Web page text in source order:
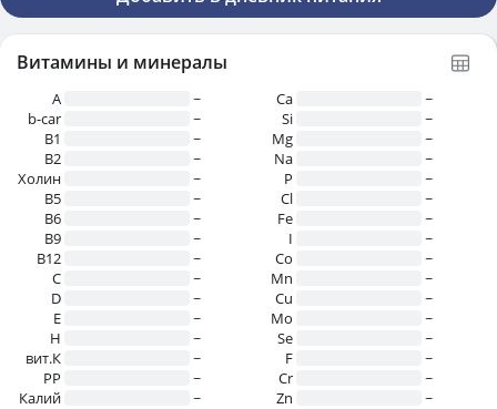
Витамины и минералы
A
~
b-car
~
В1
~
B2
~
Холин
~
B5
~
B6
~
B9
~
B12
~
C
~
D
~
E
~
H
~
вит.К
~
PP
~
Калий
~
Ca
~
Si
~
Mg
~
Na
~
P
~
Cl
~
Fe
~
I
~
Co
~
Mn
~
Cu
~
Mo
~
Se
~
F
~
Cr
~
Zn
~